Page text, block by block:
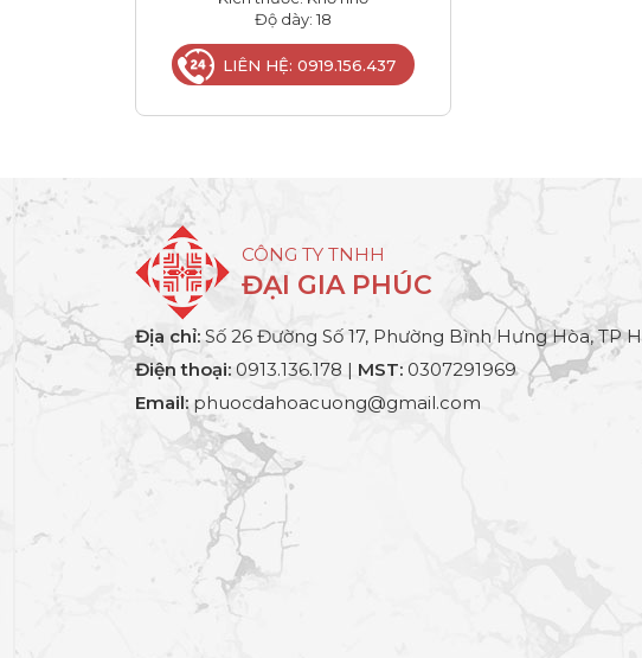
Độ dày: 18
LIÊN HỆ: 0919.156.437
CÔNG TY TNHH
ĐẠI GIA PHÚC
Địa chỉ: Số 26 Đường Số 17, Phường Bình Hưng Hòa, TP
Điện thoại: 0913.136.178 | MST: 0307291969
Email:phuocdahoacuong@gmail.com